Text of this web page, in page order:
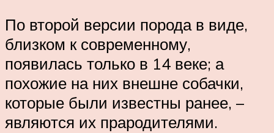
По второй версии порода в виде,
близком к современному,
появилась только в 14 веке; а
похожие на них внешне собачки,
которые были известны ранее, –
являются их прародителями.